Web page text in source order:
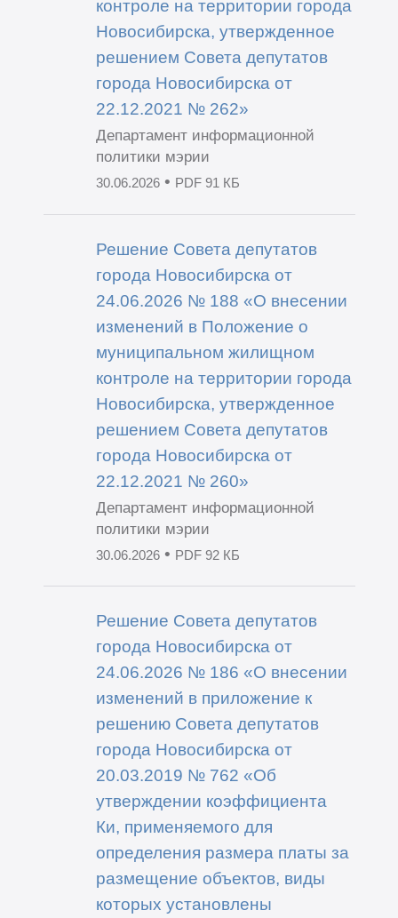
контроле на территории города
Новосибирска, утвержденное
решением Совета депутатов
города Новосибирска от
22.12.2021 № 262»
Департамент информационной
политики мэрии
30.06.2026• PDF 91 КБ
Решение Совета депутатов
города Новосибирска от
24.06.2026 № 188 «О внесении
изменений в Положение о
муниципальном жилищном
контроле на территории города
Новосибирска, утвержденное
решением Совета депутатов
города Новосибирска от
22.12.2021 № 260»
Департамент информационной
политики мэрии
30.06.2026• PDF 92 КБ
Решение Совета депутатов
города Новосибирска от
24.06.2026 № 186 «О внесении
изменений в приложение к
решению Совета депутатов
города Новосибирска от
20.03.2019 № 762 «Об
утверждении коэффициента
Ки, применяемого для
определения размера платы за
размещение объектов, виды
которых установлены